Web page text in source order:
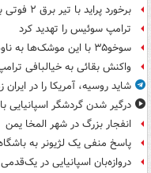
برخورد پراید با تیر برق ۲ فوتی بر جای گذاشت
ترامپ سوئیس را تهدید کرد
سوخو۳۵ با این موشک‌ها به ناوهای‌جنگی حمله می‌کند
واکنش بقائی به خیالبافی
شاید روسیه، آمریکا را در ایران
درگیر شدن گردشگر اسپانیایی
انفجار بزرگ در شهر المخا یمن
پاسخ منفی یک لژیونر به
دروازه‌بان اسپانیایی در